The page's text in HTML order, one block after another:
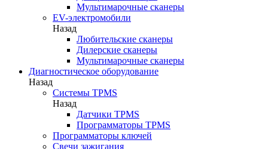
Мультимарочные сканеры
EV-электромобили
Назад
Любительские сканеры
Дилерские сканеры
Мультимарочные сканеры
Диагностическое оборудование
Назад
Системы TPMS
Назад
Датчики TPMS
Программаторы TPMS
Программаторы ключей
Свечи зажигания